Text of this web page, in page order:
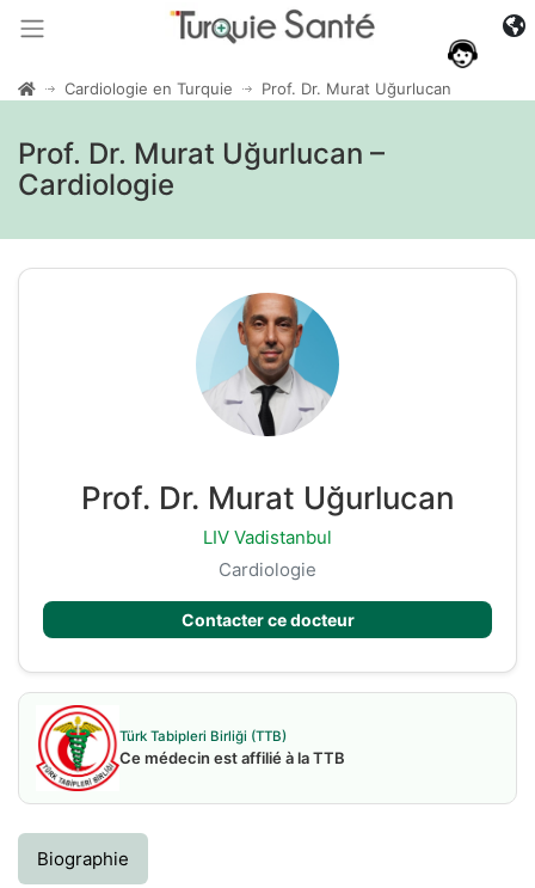
Cardiologie en Turquie Prof. Dr. Murat Uğurlucan
Prof. Dr. Murat Uğurlucan –
Cardiologie
Prof. Dr. Murat Uğurlucan
LIV Vadistanbul
Cardiologie
Contacter ce docteur
Türk Tabipleri Birliği (TTB)
Ce médecin est affilié à la TTB
Biographie